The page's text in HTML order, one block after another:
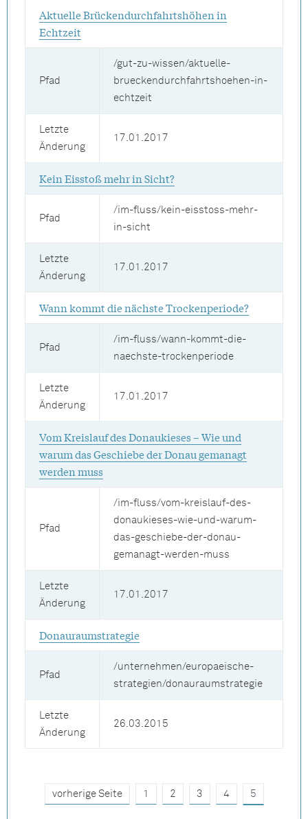
Aktuelle Brückendurchfahrtshöhen in
Echtzeit
Pfad
/gut-zu-wissen/aktuelle-
brueckendurchfahrtshoehen-in-
echtzeit
Letzte
Änderung
17.01.2017
Kein Eisstoß mehr in Sicht?
Pfad
/im-fluss/kein-eisstoss-mehr-
in-sicht
Letzte
Änderung
17.01.2017
Wann kommt die nächste Trockenperiode?
Pfad
/im-fluss/wann-kommt-die-
naechste-trockenperiode
Letzte
Änderung
17.01.2017
Vom Kreislauf des Donaukieses – Wie und
warum das Geschiebe der Donau gemanagt
werden muss
Pfad
/im-fluss/vom-kreislauf-des-
donaukieses-wie-und-warum-
das-geschiebe-der-donau-
gemanagt-werden-muss
Letzte
Änderung
17.01.2017
Donauraumstrategie
Pfad
/unternehmen/europaeische-
strategien/donauraumstrategie
Letzte
Änderung
26.03.2015
vorherige Seite 1 2 3 4 5